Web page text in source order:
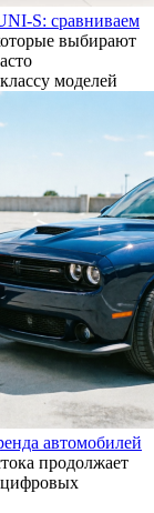
S: сравниваем
выбирают
моделей
автомобилей
продолжает
цифровых